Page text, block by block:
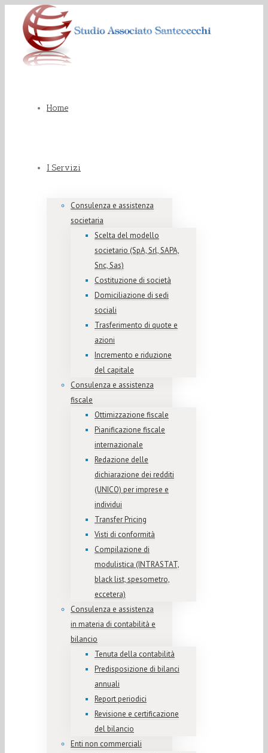
Home
I Servizi
Consulenza e assistenza
societaria
Scelta del modello
societario (SpA, Srl, SAPA,
Snc, Sas)
Costituzione di società
Domiciliazione di sedi
sociali
Trasferimento di quote e
azioni
Incremento e riduzione
del capitale
Consulenza e assistenza
fiscale
Ottimizzazione fiscale
Pianificazione fiscale
internazionale
Redazione delle
dichiarazione dei redditi
(UNICO) per imprese e
individui
Transfer Pricing
Visti di conformità
Compilazione di
modulistica (INTRASTAT,
black list, spesometro,
eccetera)
Consulenza e assistenza
in materia di contabilità e
bilancio
Tenuta della contabilità
Predisposizione di bilanci
annuali
Report periodici
Revisione e certificazione
del bilancio
Enti non commerciali